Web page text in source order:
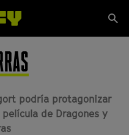
podría protagonizar
película de Dragones y